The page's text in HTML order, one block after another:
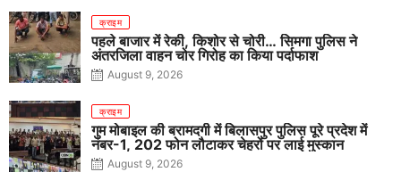
क्राइम
पहले बाजार में रेकी, किशोर से चोरी… सिमगा पुलिस ने
अंतरजिला वाहन चोर गिरोह का किया पर्दाफाश
August 9, 2026
क्राइम
गुम मोबाइल की बरामदगी में बिलासपुर पुलिस पूरे प्रदेश में
नंबर-1, 202 फोन लौटाकर चेहरों पर लाई मुस्कान
August 9, 2026